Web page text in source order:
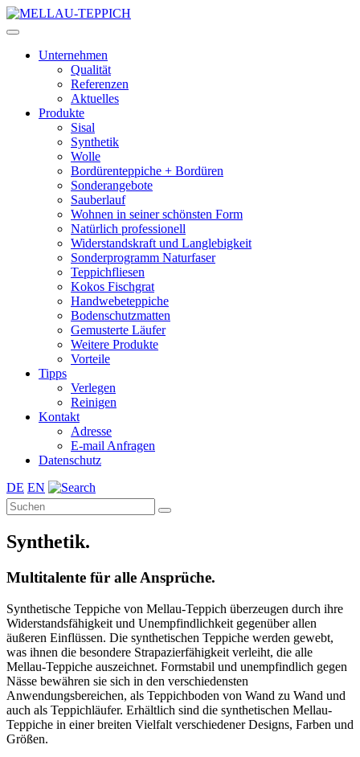
Unternehmen
Qualität
Referenzen
Aktuelles
Produkte
Sisal
Synthetik
Wolle
Bordürenteppiche + Bordüren
Sonderangebote
Sauberlauf
Wohnen in seiner schönsten Form
Natürlich professionell
Widerstandskraft und Langlebigkeit
Sonderprogramm Naturfaser
Teppichfliesen
Kokos Fischgrat
Handwebeteppiche
Bodenschutzmatten
Gemusterte Läufer
Weitere Produkte
Vorteile
Tipps
Verlegen
Reinigen
Kontakt
Adresse
E-mail Anfragen
Datenschutz
DE EN
Synthetik.
Multitalente für alle Ansprüche.
Synthetische Teppiche von Mellau-Teppich überzeugen durch ihre
Widerstandsfähigkeit und Unempfindlichkeit gegenüber allen
äußeren Einflüssen. Die synthetischen Teppiche werden gewebt,
was ihnen die besondere Strapazierfähigkeit verleiht, die alle
Mellau-Teppiche auszeichnet. Formstabil und unempfindlich gegen
Nässe bewähren sie sich in den verschiedensten
Anwendungsbereichen, als Teppichboden von Wand zu Wand und
auch als Teppichläufer. Erhältlich sind die synthetischen Mellau-
Teppiche in einer breiten Vielfalt verschiedener Designs, Farben und
Größen.